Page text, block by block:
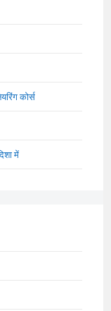
कोर्स
में